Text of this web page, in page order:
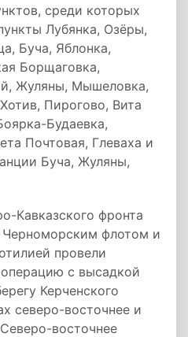
среди которых
Лубянка, Озёры,
Буча, Яблонка,
Борщаговка,
Жуляны, Мышеловка,
Пирогово, Вита
Будаевка,
Почтовая, Глеваха и
Буча, Жуляны,
Кавказского фронта
Черноморским флотом и
провели
с высадкой
Керченского
северо-восточнее и
восточнее